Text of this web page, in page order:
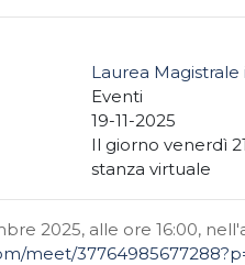
Laurea
Eventi
19-11-2025
Il giorno venerdì
stanza virtuale
2025, alle ore 16:00,
meet/